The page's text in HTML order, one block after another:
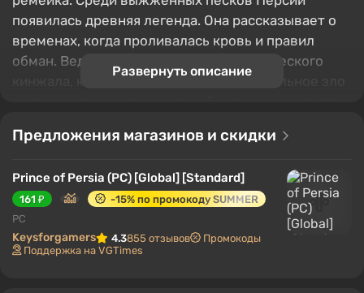
появилась древняя легенда. Она рассказывает о
временах, когда проливалась кровь и правил
обман. Ведомый темными силами магического
кинжала, юный Принц выпустил смертельное зло
Песков Времени, Принц пускается в трудный путь,
восстановить мир на своей земле.
Развернуть описание
Предложения магазинов и скидки
Prince of Persia (PC) [Global] [Standard]
161 ₽
-15% по промокоду SUMMER
PC
Keysforgamers 4.3855 отзывов
Промокоды
Поддержка на VGTimes